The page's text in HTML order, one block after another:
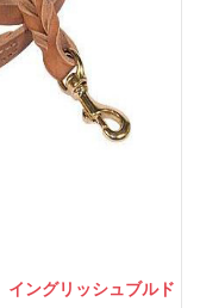
イングリッシュブルド